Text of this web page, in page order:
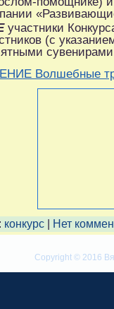
участники
(с
Волшебные
конкурс Нет
Copyright © 2016